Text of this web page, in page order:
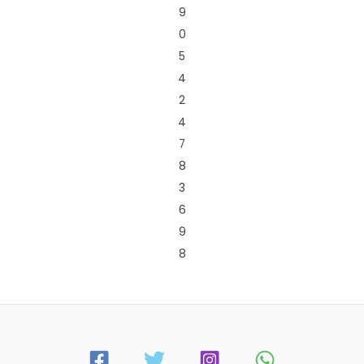
9
0
5
4
2
4
7
8
3
6
9
8